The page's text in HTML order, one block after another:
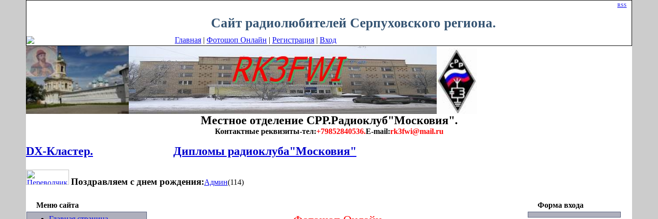
RSS
Сайт радиолюбителей Серпуховского региона.
Главная | Фотошоп Онлайн | Регистрация | Вход
Местное отделение СРР.Радиоклуб"Московия".
Контактные реквизиты-тел:+79852840536.E-mail:rk3fwi@mail.ru
DX-Кластер. Дипломы радиоклуба"Московия"
Поздравляем с днем рождения:Админ(114)
Меню сайта
Форма входа